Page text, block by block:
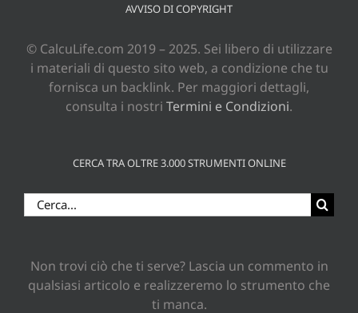
AVVISO DI COPYRIGHT
© CalcuLife.com 2019 – 2025. Sei libero di utilizzare
i materiali di questo sito web, a condizione che tu
fornisca un backlink. Per maggiori dettagli,
consulta i nostri Termini e Condizioni.
CERCA TRA OLTRE 3.000 STRUMENTI ONLINE
Cerca
per:
Non trovi ciò che ti serve? Lascia un commento in
qualsiasi articolo e realizzeremo lo strumento che
ti manca.